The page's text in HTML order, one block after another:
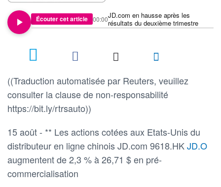
Écouter cet article
JD.com en hausse après les
résultats du deuxième trimestre
00:00
((Traduction automatisée par Reuters, veuillez
consulter la clause de non-responsabilité
https://bit.ly/rtrsauto))
15 août - ** Les actions cotées aux Etats-Unis du
distributeur en ligne chinois JD.com 9618.HKJD.O
augmentent de 2,3 % à 26,71 $ en pré-
commercialisation